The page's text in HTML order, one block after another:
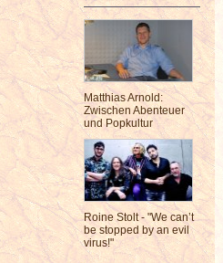
Matthias Arnold:
Zwischen Abenteuer
und Popkultur
Roine Stolt - "We can’t
be stopped by an evil
virus!"